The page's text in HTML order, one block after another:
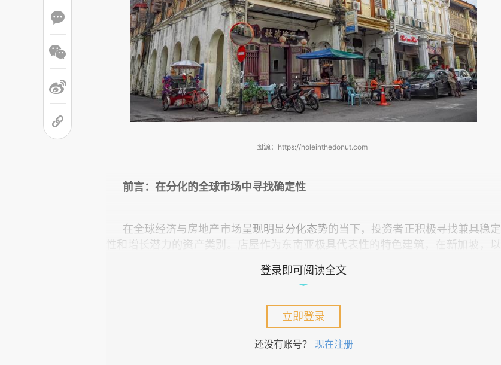
图源： https://holeinthedonut.com
前言：在分化的全球市场中寻找确定性
在全球经济与房地产市场呈现明显分化态势的当下，投资者正积极寻找兼具稳定
性和增长潜力的资产类别。店屋作为东南亚极具代表性的特色建筑，在新加坡，以
独特的“高现金流、强抗周期、可改造”属性，吸引着寻求价值与成长性平衡的资本
登录即可阅读全文
立即登录
还没有账号？ 现在注册